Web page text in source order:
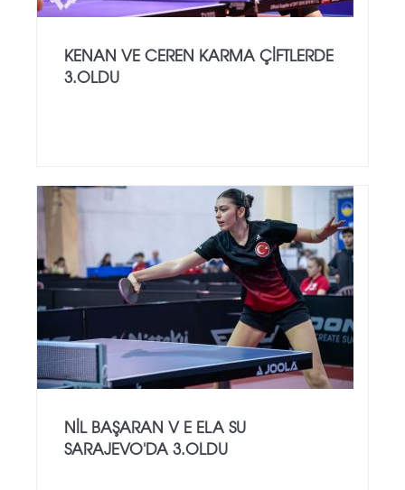
KENAN VE CEREN KARMA ÇIFTLERDE
3.OLDU
NİL BAŞARAN V E ELA SU
SARAJEVO'DA 3.OLDU